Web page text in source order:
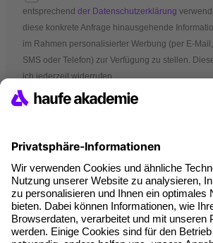
entsprechend der Datenschutzerklärung
diese konkrete Anfrage hinausgehende
im Rahmen personalisierter Werbung (per E-
SMS oder Telefon) zur Verfügung zu stellen.
ich jederzeit widerrufen.
AGB